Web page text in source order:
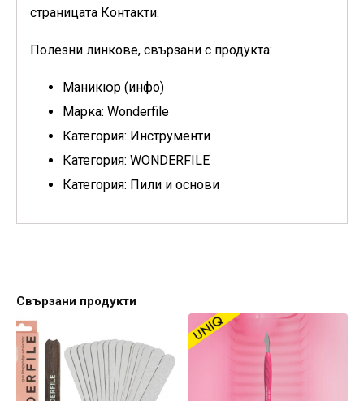
страницата Контакти.
Полезни линкове, свързани с продукта:
Маникюр (инфо)
Марка: Wonderfile
Категория: Инструменти
Категория: WONDERFILE
Категория: Пили и основи
Свързани продукти